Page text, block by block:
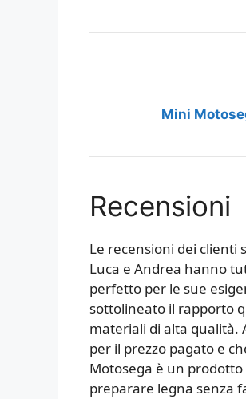
Mini
Recensioni
Le recensioni dei clienti
Luca e Andrea hanno
perfetto per le sue
sottolineato il rapporto
materiali di alta qualità.
per il prezzo pagato e
Motosega è un
preparare legna senza